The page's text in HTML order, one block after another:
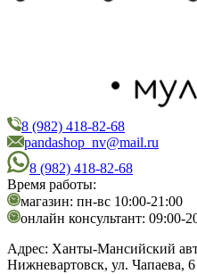
PandaShop
Интернет-магазин косметики
8 (982) 418-82-68
pandashop_nv@mail.ru
8 (982) 418-82-68
Время работы:
магазин: пн-вс 10:00-21:00
онлайн консультант: 09:00-
Адрес: Ханты-Мансийский
Нижневартовск, ул. Чапаева, 6